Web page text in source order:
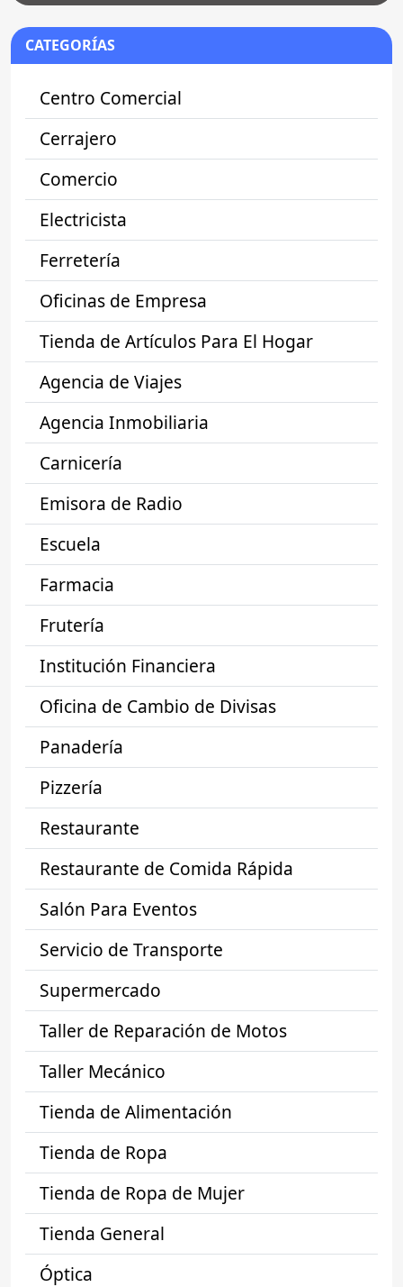
CATEGORÍAS
Centro Comercial
Cerrajero
Comercio
Electricista
Ferretería
Oficinas de Empresa
Tienda de Artículos Para El Hogar
Agencia de Viajes
Agencia Inmobiliaria
Carnicería
Emisora de Radio
Escuela
Farmacia
Frutería
Institución Financiera
Oficina de Cambio de Divisas
Panadería
Pizzería
Restaurante
Restaurante de Comida Rápida
Salón Para Eventos
Servicio de Transporte
Supermercado
Taller de Reparación de Motos
Taller Mecánico
Tienda de Alimentación
Tienda de Ropa
Tienda de Ropa de Mujer
Tienda General
Óptica